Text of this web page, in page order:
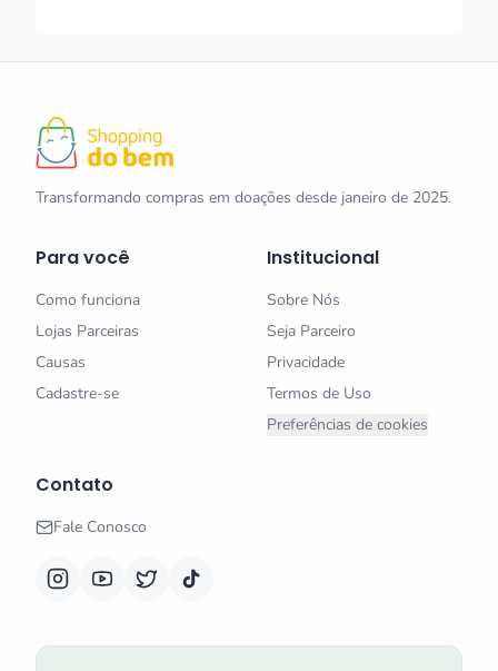
Transformando compras em doações desde janeiro de 2025.
Para você
Como funciona
Lojas Parceiras
Causas
Cadastre-se
Institucional
Sobre Nós
Seja Parceiro
Privacidade
Termos de Uso
Preferências de cookies
Contato
Fale Conosco